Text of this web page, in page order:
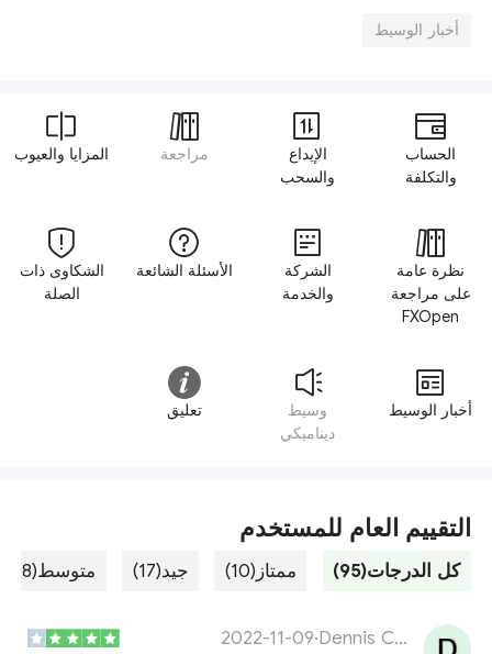
أخبار الوسيط
الحساب
والتكلفة
الإيداع
والسحب
مراجعة المزايا والعيوب
نظرة عامة
على مراجعة
FXOpen
الشركة
والخدمة
الأسئلة الشائعة
الشكاوى ذات
الصلة
أخبار الوسيط
وسيط
ديناميكي
تعليق
التقييم العام للمستخدم
كل الدرجات(95) ممتاز(10) جيد(17) متوسط(48)
Dennis Christoforidis
·
2022-11-09